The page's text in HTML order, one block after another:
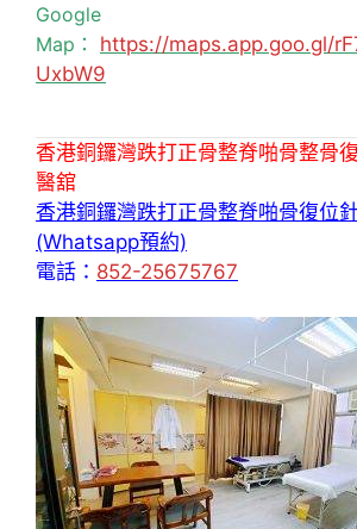
Google
Map： https://maps.app.goo.gl/
UxbW9
香港銅鑼灣跌打正骨整脊啪骨整骨
醫舘
香港銅鑼灣跌打正骨整脊啪骨復位
(Whatsapp預約)
電話： 852-25675767